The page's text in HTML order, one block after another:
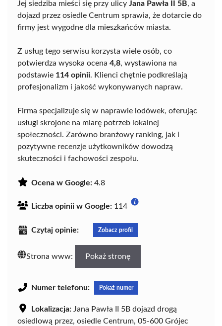
Jej siedziba mieści się przy ulicy Jana Pawła II 5B, a
dojazd przez osiedle Centrum sprawia, że dotarcie do
firmy jest wygodne dla mieszkańców miasta.
Z usług tego serwisu korzysta wiele osób, co
potwierdza wysoka ocena 4,8, wystawiona na
podstawie 114 opinii. Klienci chętnie podkreślają
profesjonalizm i jakość wykonywanych napraw.
Firma specjalizuje się w naprawie lodówek, oferując
usługi skrojone na miarę potrzeb lokalnej
społeczności. Zarówno branżowy ranking, jak i
pozytywne recenzje użytkowników dowodzą
skuteczności i fachowości zespołu.
Ocena w Google: 4.8
Liczba opinii w Google: 114
Czytaj opinie: Zobacz profil
Strona www: Pokaż stronę
Numer telefonu: Pokaż numer
Lokalizacja: Jana Pawła II 5B dojazd drogą
osiedlową przez, osiedle Centrum, 05-600 Grójec